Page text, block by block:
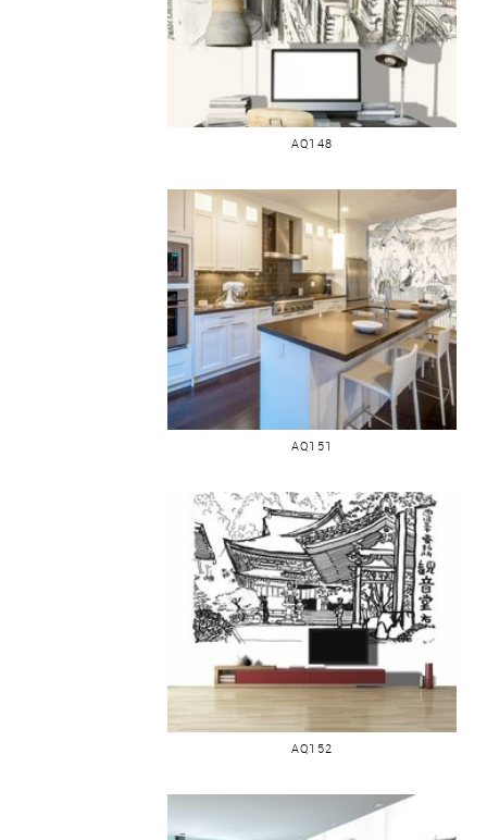
JAPON PEAK LOUNGE
AQ148
JAPON VUE NIGATSU DO
AQ151
JAPON TEMPLE
AQ152